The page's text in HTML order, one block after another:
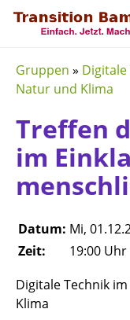
Gruppen »
Natur und Klima
Treffen
im
Datum: Mi,
Zeit:
19:00 Uhr
Digitale Technik
Klima